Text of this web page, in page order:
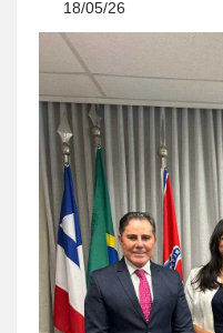
18/05/26